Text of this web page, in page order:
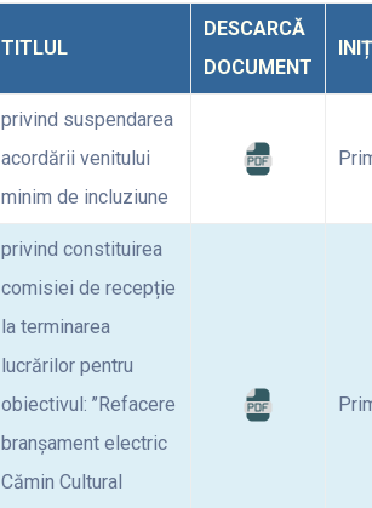
TITLUL
DESCARCĂ
DOCUMENT
privind suspendarea
acordării venitului
minim de incluziune
privind constituirea
comisiei de recepție
la terminarea
lucrărilor pentru
obiectivul: ’’Refacere
branșament electric
Cămin Cultural